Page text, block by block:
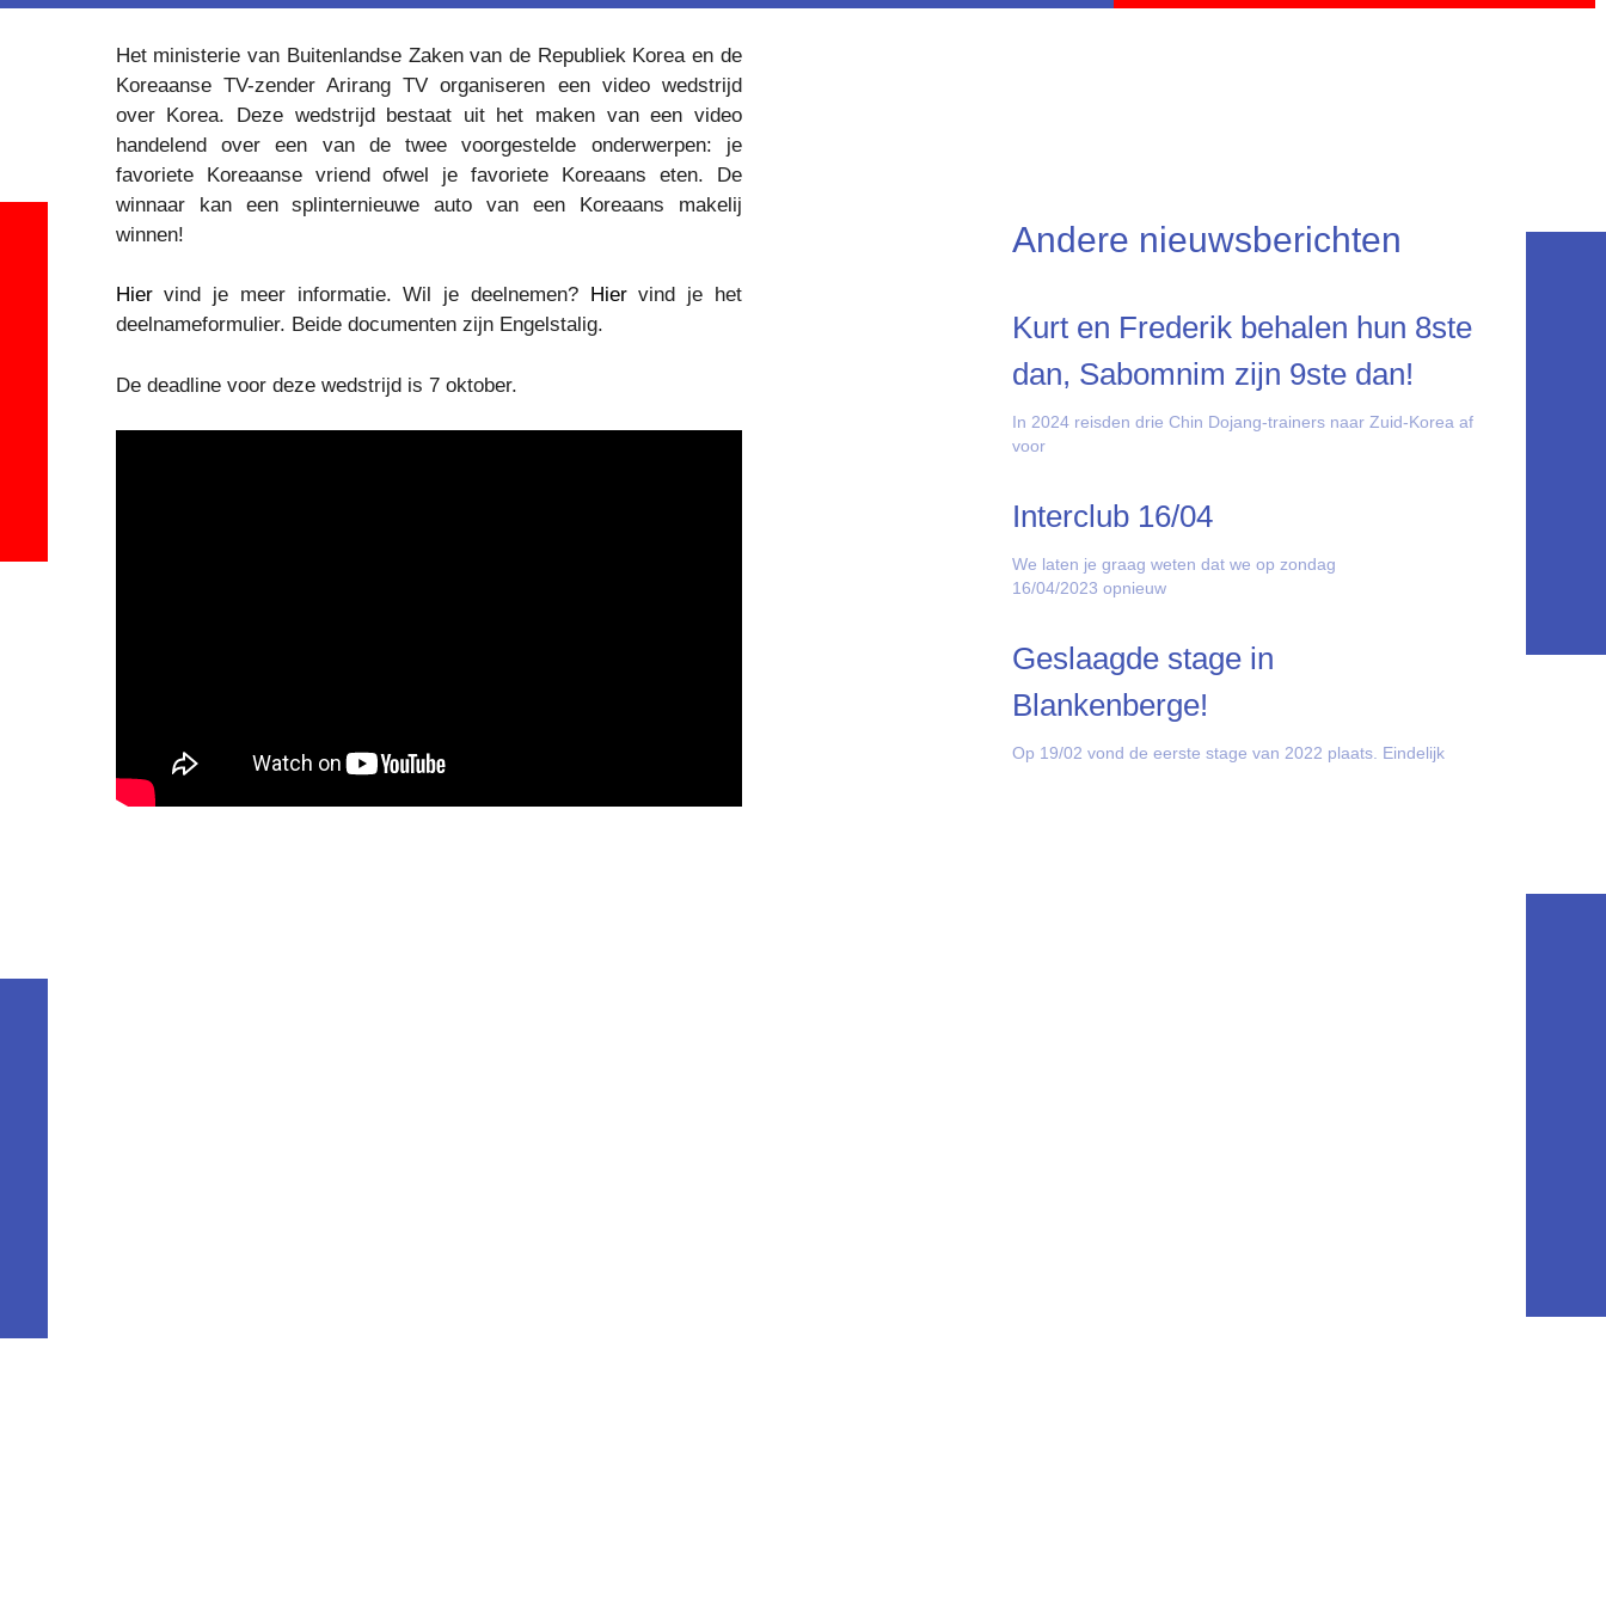
Het ministerie van Buitenlandse Zaken van de Republiek Korea en de
Koreaanse TV-zender Arirang TV organiseren een video wedstrijd
over Korea. Deze wedstrijd bestaat uit het maken van een video
handelend over een van de twee voorgestelde onderwerpen: je
favoriete Koreaanse vriend ofwel je favoriete Koreaans eten. De
winnaar kan een splinternieuwe auto van een Koreaans makelij
winnen!
Hiervind je meer informatie. Wil je deelnemen? Hiervind je het
deelnameformulier. Beide documenten zijn Engelstalig.
De deadline voor deze wedstrijd is 7 oktober.
Andere nieuwsberichten
Kurt en Frederik behalen hun 8ste
dan, Sabomnim zijn 9ste dan!
In 2024 reisden drie Chin Dojang-trainers naar Zuid-Korea af
voor
Interclub 16/04
We laten je graag weten dat we op zondag
16/04/2023 opnieuw
Geslaagde stage in
Blankenberge!
Op 19/02 vond de eerste stage van 2022 plaats. Eindelijk